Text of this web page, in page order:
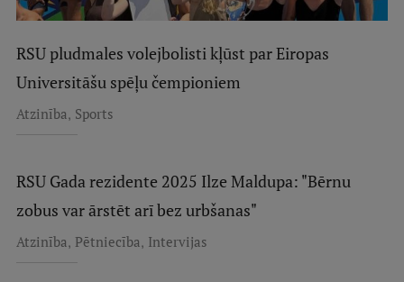
Doktorantūras skola
Pētniecības pakalpojumi
Pētniecības projekti
Zinātnieku brokastis
Zinātniskās konferences
RSU pludmales volejbolisti kļūst par Eiropas
Universitāšu spēļu čempioniem
Atzinība, Sports
RSU Gada rezidente 2025 Ilze Maldupa: "Bērnu
zobus var ārstēt arī bez urbšanas"
Atzinība, Pētniecība, Intervijas